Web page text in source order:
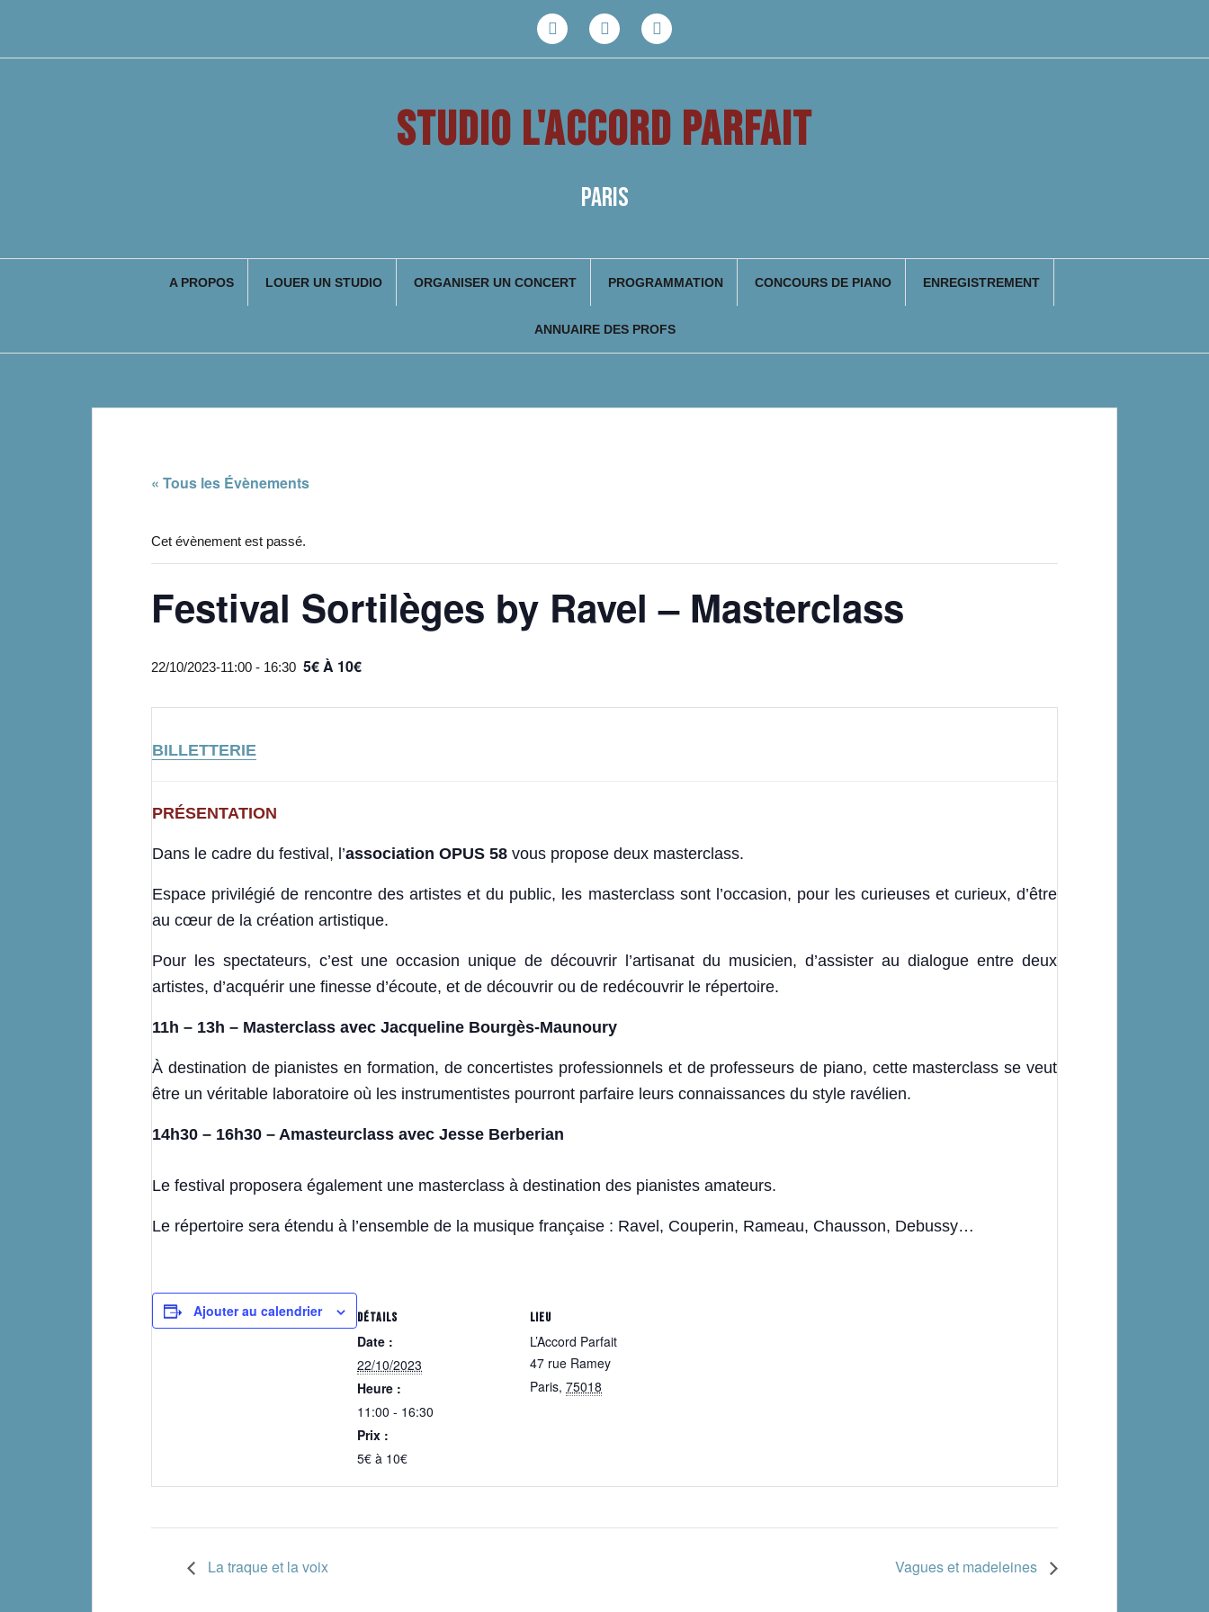
STUDIO L'ACCORD PARFAIT
PARIS
A PROPOS LOUER UN STUDIO ORGANISER UN CONCERT PROGRAMMATION CONCOURS DE PIANO ENREGISTREMENT
ANNUAIRE DES PROFS
« Tous les Évènements
Cet évènement est passé.
Festival Sortilèges by Ravel – Masterclass
22/10/2023-11:00 - 16:30 5€ À 10€
BILLETTERIE
PRÉSENTATION
Dans le cadre du festival, l’association OPUS 58 vous propose deux masterclass.
Espace privilégié de rencontre des artistes et du public, les masterclass sont l’occasion, pour les curieuses et curieux, d’être
au cœur de la création artistique.
Pour les spectateurs, c’est une occasion unique de découvrir l’artisanat du musicien, d’assister au dialogue entre deux
artistes, d’acquérir une finesse d’écoute, et de découvrir ou de redécouvrir le répertoire.
11h – 13h – Masterclass avec Jacqueline Bourgès-Maunoury
À destination de pianistes en formation, de concertistes professionnels et de professeurs de piano, cette masterclass se veut
être un véritable laboratoire où les instrumentistes pourront parfaire leurs connaissances du style ravélien.
14h30 – 16h30 – Amasteurclass avec Jesse Berberian
Le festival proposera également une masterclass à destination des pianistes amateurs.
Le répertoire sera étendu à l’ensemble de la musique française : Ravel, Couperin, Rameau, Chausson, Debussy…
Ajouter au calendrier DÉTAILS
Date :
22/10/2023
Heure :
11:00 - 16:30
Prix :
5€ à 10€
LIEU
L’Accord Parfait
47 rue Ramey
Paris, 75018
La traque et la voix Vagues et madeleines